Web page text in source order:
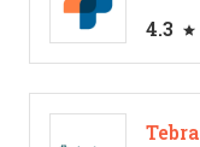
4.3
Tebra